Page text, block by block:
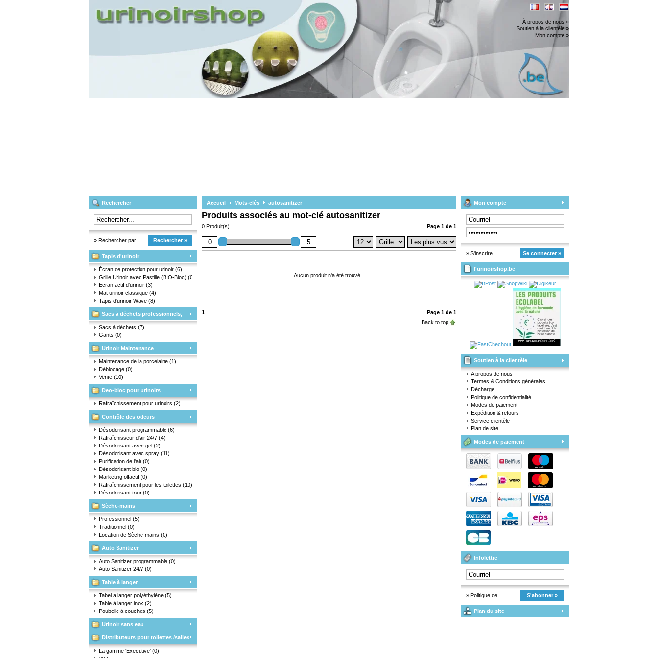
À propos de nous »
Soutien à la clientèle »
Mon compte »
Rechercher
» Rechercher par
marque
Rechercher »
Tapis d'urinoir
Écran de protection pour urinoir (6)
Grille Urinoir avec Pastille (BIO-Bloc) (0)
Écran actif d'urinoir (3)
Mat urinoir classique (4)
Tapis d'urinoir Wave (8)
Sacs à déchets professionnels,
matériaux d'emballage et gants
Sacs à déchets (7)
Gants (0)
Urinoir Maintenance
Maintenance de la porcelaine (1)
Déblocage (0)
Vente (10)
Deo-bloc pour urinoirs
Rafraîchissement pour urinoirs (2)
Contrôle des odeurs
Désodorisant programmable (6)
Rafraîchisseur d'air 24/7 (4)
Désodorisant avec gel (2)
Désodorisant avec spray (11)
Purification de l'air (0)
Désodorisant bio (0)
Marketing olfactif (0)
Rafraîchissement pour les toilettes (10)
Désodorisant tour (0)
Sèche-mains
Professionnel (5)
Traditionnel (0)
Location de Sèche-mains (0)
Auto Sanitizer
Auto Sanitizer programmable (0)
Auto Sanitizer 24/7 (0)
Table à langer
Tabel a langer polyéthylène (5)
Table à langer inox (2)
Poubelle à couches (5)
Urinoir sans eau
Distributeurs pour toilettes /salles
d'eauLa gamme 'Executive' (0)
Accueil Mots-clés autosanitizer
Produits associés au mot-clé autosanitizer
0 Produit(s) Page 1 de 1
Aucun produit n'a été trouvé...
1
Page 1 de 1
Back to top
Mon compte
» S'inscrire Se connecter »
l'urinoirshop.be
Soutien à la clientèle
A propos de nous
Termes & Conditions générales
Décharge
Politique de confidentialité
Modes de paiement
Expédition & retours
Service clientèle
Plan de site
Modes de paiement
Infolettre
» Politique de
confidentialité
S'abonner »
Plan du site